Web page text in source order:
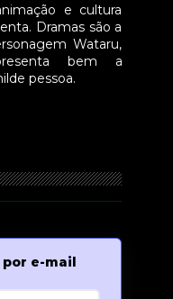
e cultura
Dramas são a
Wataru,
bem a
pessoa.
e-mail